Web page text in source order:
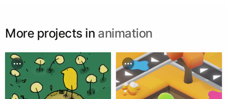
More projects in animation